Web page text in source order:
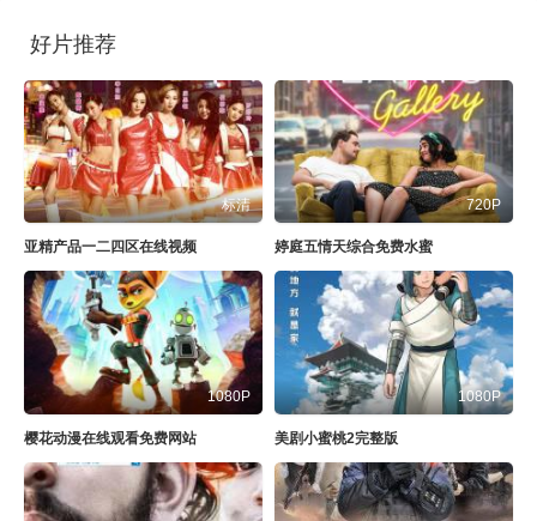
好片推荐
标清
亚精产品一二四区在线视频
720P
婷庭五情天综合免费水蜜
1080P
樱花动漫在线观看免费网站
1080P
美剧小蜜桃2完整版